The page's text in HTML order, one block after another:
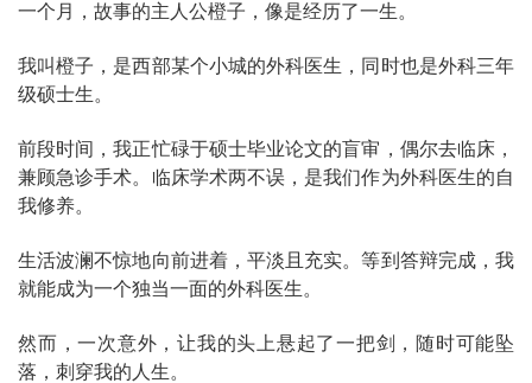
一个月，故事的主人公橙子，像是经历了一生。
我叫橙子，是西部某个小城的外科医生，同时也是外科三年
级硕士生。
前段时间，我正忙碌于硕士毕业论文的盲审，偶尔去临床，
兼顾急诊手术。临床学术两不误，是我们作为外科医生的自
我修养。
生活波澜不惊地向前进着，平淡且充实。等到答辩完成，我
就能成为一个独当一面的外科医生。
然而，一次意外，让我的头上悬起了一把剑，随时可能坠
落，刺穿我的人生。